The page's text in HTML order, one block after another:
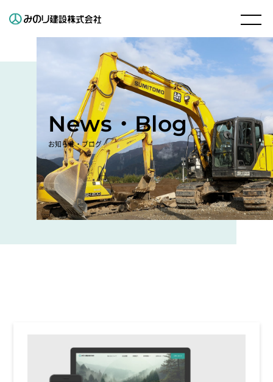
News・Blog
お知らせ・ブログ